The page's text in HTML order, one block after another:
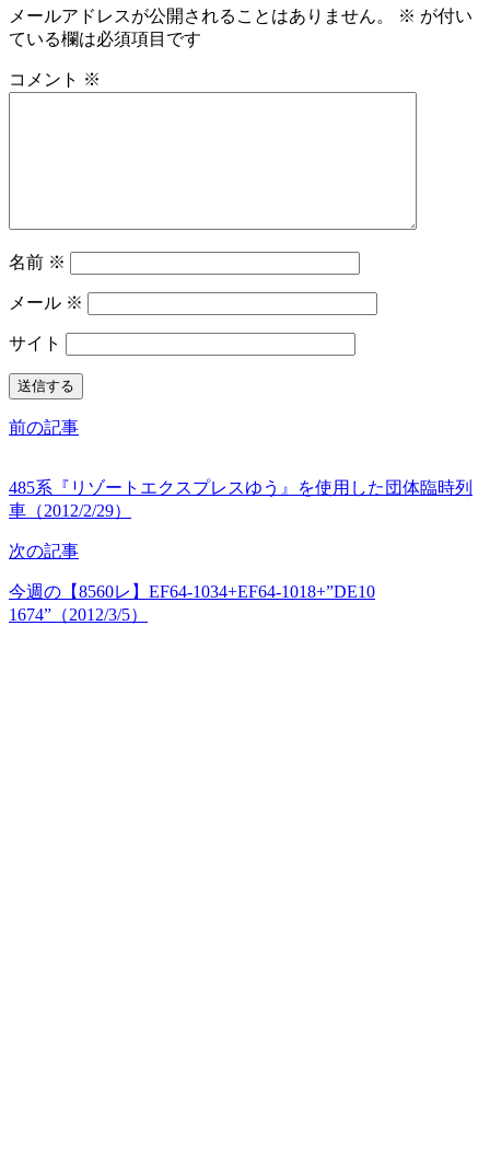
メールアドレスが公開されることはありません。 ※ が付い
ている欄は必須項目です
コメント ※
名前 ※
メール ※
サイト
前の記事
485系『リゾートエクスプレスゆう』を使用した団体臨時列
車（2012/2/29）
次の記事
今週の【8560レ】EF64-1034+EF64-1018+”DE10
1674”（2012/3/5）